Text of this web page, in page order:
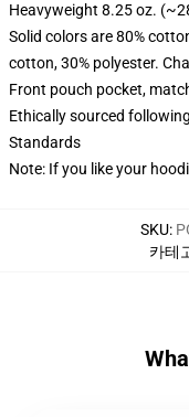
Heavyweight 8.25 oz.
Solid colors are 80%
cotton, 30% polyester.
Front pouch pocket,
Ethically sourced
Standards
Note: If you like your
SKU:
카테